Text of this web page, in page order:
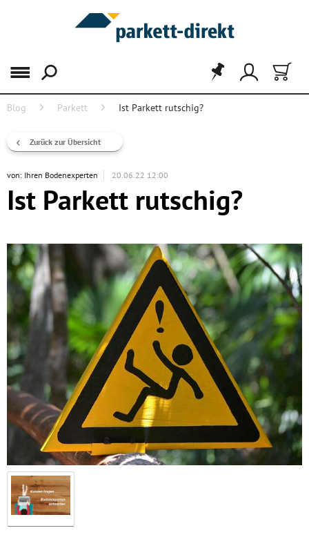
Menü
Blog Parkett Ist Parkett rutschig?
Zurück zur Übersicht
Ist Parkett rutschig?
von: Ihren Bodenexperten 20.06.22 12:00